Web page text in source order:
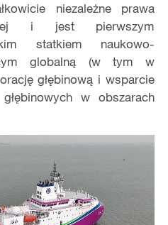
niezależne prawa
i jest pierwszym
statkiem naukowo-
globalną (w tym w
głębinową i wsparcie
w obszarach